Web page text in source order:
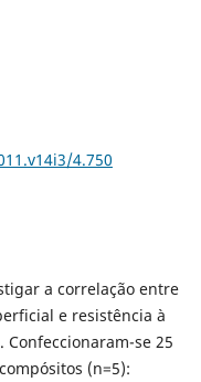
4.750
a correlação entre
e resistência à
se 25
(n=5):